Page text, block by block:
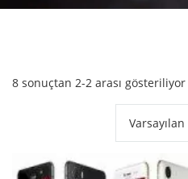
8 sonuçtan 2-2 arası gösteriliyor